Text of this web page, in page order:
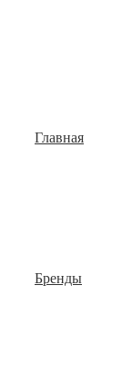
Главная
Бренды